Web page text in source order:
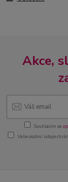
Akce,
Souhlasím se
Vaše osobní údaje